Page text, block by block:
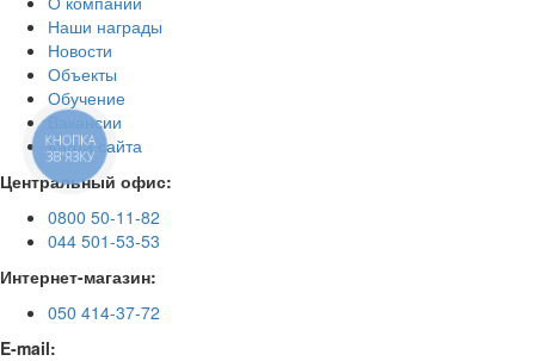
Наши награды
Новости
Объекты
Обучение
Вакансии
Карта сайта
Центральный офис:
0800 50-11-82
044 501-53-53
Интернет-магазин:
050 414-37-72
E-mail:
КНОПКА
ЗВ'ЯЗКУ